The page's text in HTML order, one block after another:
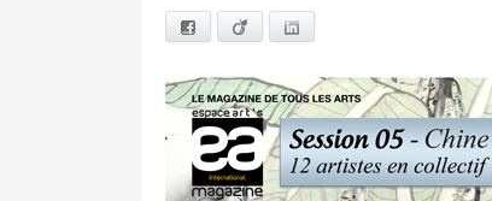
Facebook Viadeo